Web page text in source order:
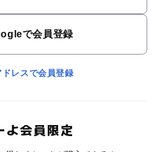
で会員登録
ドレスで会員登録
よ会員限定